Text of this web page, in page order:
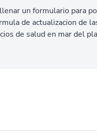
un formulario para
de actualizacion de
de salud en mar del